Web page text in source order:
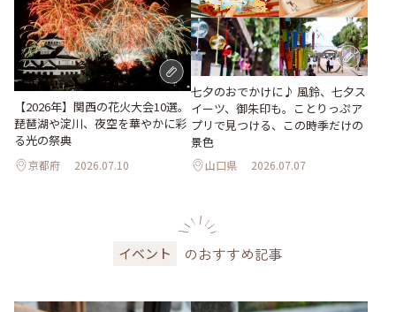
【2026年】関西の花火大会10選。
琵琶湖や淀川、夜空を華やかに彩
る光の祭典
京都府 2026.07.10
七夕のおでかけに♪ 風鈴、七夕ス
イーツ、御朱印も。ことりっぷア
プリで見つける、この時季だけの
景色
山口県 2026.07.07
イベント のおすすめ記事